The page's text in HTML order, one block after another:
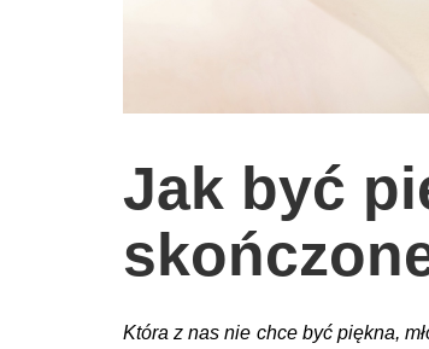
podróże
zrób to sam
EKO – StylJak być
Która z nas nie chce być piękna,